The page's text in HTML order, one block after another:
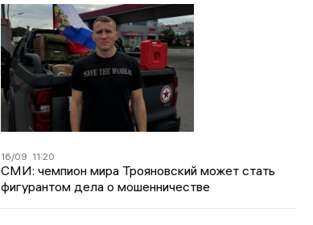
16/09 11:20
СМИ: чемпион мира Трояновский может стать
фигурантом дела о мошенничестве